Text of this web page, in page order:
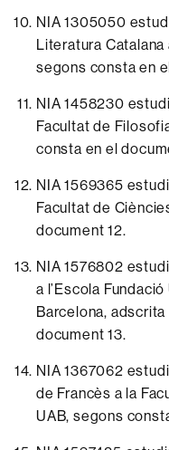
NIA 1305050
Literatura
segons consta en
NIA 1458230
Facultat de
consta en el
NIA 1569365
Facultat de
document 12.
NIA 1576802
a l’Escola
Barcelona,
document 13.
NIA 1367062
de Francès a la
UAB, segons